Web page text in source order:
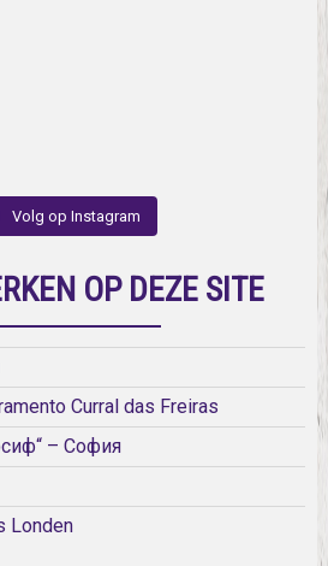
Volg op Instagram
OP DEZE SITE
Curral das Freiras
– София
Londen